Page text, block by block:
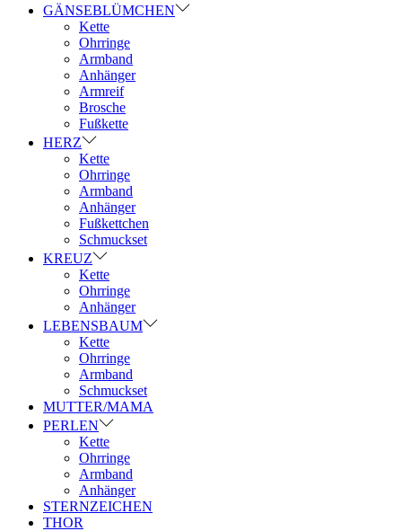
GÄNSEBLÜMCHEN
Kette
Ohrringe
Armband
Anhänger
Armreif
Brosche
Fußkette
HERZ
Kette
Ohrringe
Armband
Anhänger
Fußkettchen
Schmuckset
KREUZ
Kette
Ohrringe
Anhänger
LEBENSBAUM
Kette
Ohrringe
Armband
Schmuckset
MUTTER/MAMA
PERLEN
Kette
Ohrringe
Armband
Anhänger
STERNZEICHEN
THOR